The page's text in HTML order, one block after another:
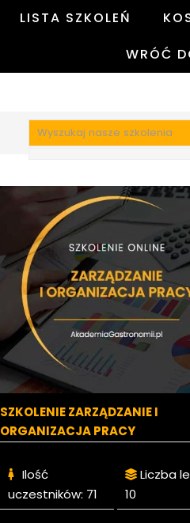
LISTA SZKOLEŃ
WRÓĆ
SZKOLENIE ZARZĄDZANIE I
ORGANIZACJA PRACY
Ilość
uczestników: 71
Liczba
10